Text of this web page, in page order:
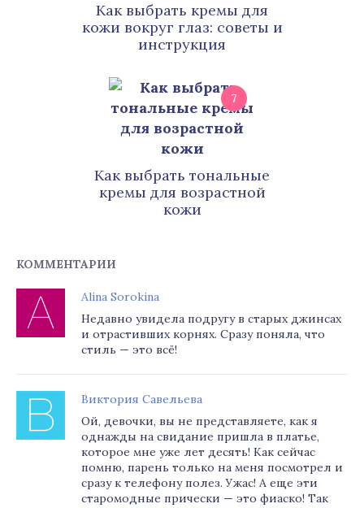
Как выбрать кремы для
кожи вокруг глаз: советы и
инструкция
7
Как выбрать тональные
кремы для возрастной
кожи
КОММЕНТАРИИ
Alina Sorokina
Недавно увидела подругу в старых джинсах
и отрастивших корнях. Сразу поняла, что
стиль — это всё!
Виктория Савельева
Ой, девочки, вы не представляете, как я
однажды на свидание пришла в платье,
которое мне уже лет десять! Как сейчас
помню, парень только на меня посмотрел и
сразу к телефону полез. Ужас! А еще эти
старомодные прически — это фиаско! Так